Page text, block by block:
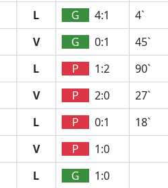
L G 4:1
4`
V G 0:1
45`
L P 1:2
90`
V P 2:0
27`
L P 0:1
18`
V P
1:0
L G
1:0